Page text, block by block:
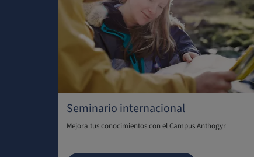
Seminario internacional
Mejora tus conocimientos con el Campus Anthogyr